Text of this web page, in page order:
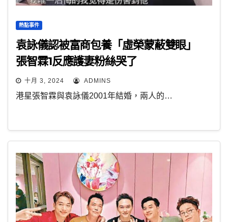
熱點事件
袁詠儀認被富商包養「虛榮蒙蔽雙眼」
張智霖1反應護妻粉絲哭了
十月 3, 2024 ADMINS
港星張智霖與袁詠儀2001年結婚，兩人的…